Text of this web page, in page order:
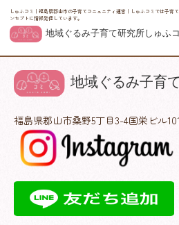
しゅふコミ｜福島県郡山市の子育てコニュニティ運営｜しゅふコミでは子育
ンセプトに情報発信しています。
福島県郡山市桑野5丁目3-4国栄ビル101